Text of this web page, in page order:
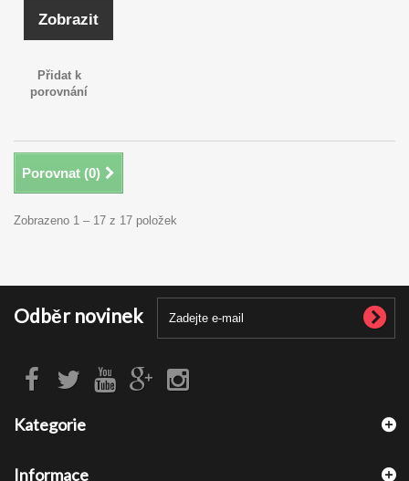
Zobrazit
Přidat k
porovnání
Porovnat (0)
Zobrazeno 1 – 17 z 17 položek
Odběr novinek
Kategorie
Informace